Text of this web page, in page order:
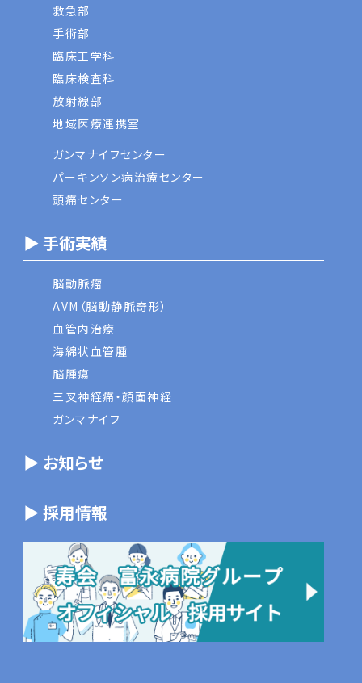
救急部
手術部
臨床工学科
臨床検査科
放射線部
地域医療連携室
ガンマナイフセンター
パーキンソン病治療センター
頭痛センター
▶ 手術実績
脳動脈瘤
AVM（脳動静脈奇形）
血管内治療
海綿状血管腫
脳腫瘍
三叉神経痛・顔面神経
ガンマナイフ
▶ お知らせ
▶ 採用情報